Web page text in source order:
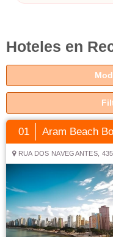
Hoteles en
01 Aram Beach
RUA DOS NAVEGANTES, 435